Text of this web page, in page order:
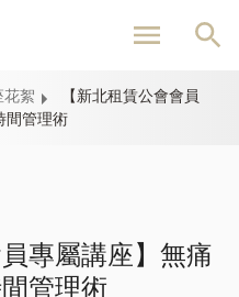
花絮
【新北租賃公會會員
間管理術
專屬講座】無痛
管理術